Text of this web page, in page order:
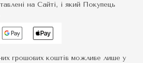
на Сайті, і який Покупець
грошових коштів можливе лише у